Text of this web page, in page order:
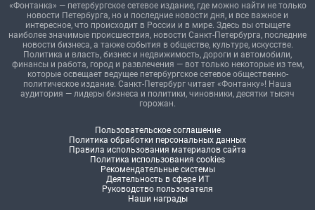
«Фонтанка» — петербургское сетевое издание, где можно найти не только
новости Петербурга, но и последние новости дня, и все важное и
интересное, что происходит в России и в мире. Здесь вы отыщете
наиболее значимые происшествия, новости Санкт-Петербурга, последние
новости бизнеса, а также события в обществе, культуре, искусстве.
Политика и власть, бизнес и недвижимость, дороги и автомобили,
финансы и работа, город и развлечения — вот только некоторые из тем,
которые освещает ведущее петербургское сетевое общественно-
политическое издание. Санкт-Петербург читает «Фонтанку»! Наша
аудитория — лидеры бизнеса и политики, чиновники, десятки тысяч
горожан.
Пользовательское соглашение
Политика обработки персональных данных
Правила использования материалов сайта
Политика использования cookies
Рекомендательные системы
Деятельность в сфере ИТ
Руководство пользователя
Наши награды